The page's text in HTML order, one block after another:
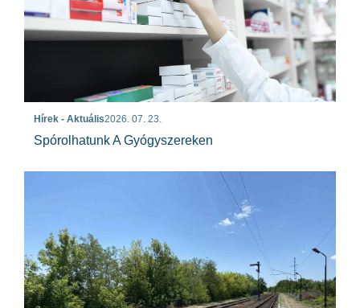
Hírek - Aktuális2026. 07. 23.
Spórolhatunk A Gyógyszereken